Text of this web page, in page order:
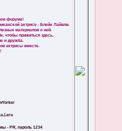
форуме!
актрисе - Блейк Лайвли.
материалов о ней.
чтобы прижиться здесь.
и дружба.
актрисы вместе.
- PR, пароль 1234